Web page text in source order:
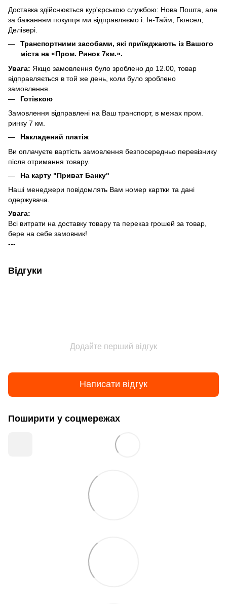
Доставка здійснюється кур'єрською службою: Нова Пошта, але
за бажанням покупця ми відправляємо і: Ін-Тайм, Гюнсел,
Делівері.
Транспортними засобами, які приїжджають із Вашого
міста на «Пром. Ринок 7км.».
Увага: Якщо замовлення було зроблено до 12.00, товар
відправляється в той же день, коли було зроблено
замовлення.
Готівкою
Замовлення відправлені на Ваш транспорт, в межах пром.
ринку 7 км.
Накладений платіж
Ви оплачуєте вартість замовлення безпосередньо перевізнику
після отримання товару.
На карту "Приват Банку"
Наші менеджери повідомлять Вам номер картки та дані
одержувача.
Увага:
Всі витрати на доставку товару та переказ грошей за товар,
бере на себе замовник!
---
Відгуки
Додайте перший відгук
Написати відгук
Поширити у соцмережах